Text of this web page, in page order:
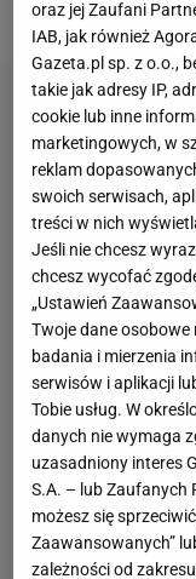
oraz jej Zaufani
IAB, jak również
Gazeta.pl sp. z o.o.,
takie jak adresy IP,
cookie lub inne
marketingowych, w
reklam
swoich serwisach,
treści w nich
Jeśli nie chcesz
chcesz wycofać
„Ustawień
Twoje dane
badania i mierzenia
serwisów i aplikacji
Tobie usług. W
danych nie wymaga
uzasadniony interes
S.A. – lub Zaufanych
możesz się
Zaawansowanych”
zależności od